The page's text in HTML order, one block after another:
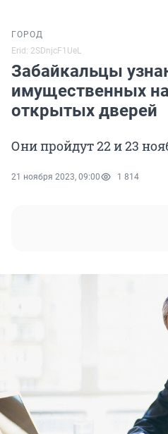
ГОРОД
Erid: 2SDnjcF1UeL
Забайкальцы
имущественных
открытых дверей
Они пройдут 22 и 23
21 ноября 2023, 09:00 1 814